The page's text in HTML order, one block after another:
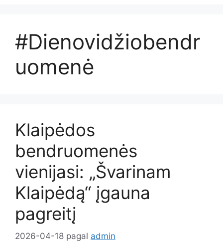
#Dienovidžiobendr
uomenė
Klaipėdos
bendruomenės
vienijasi: „Švarinam
Klaipėdą“ įgauna
pagreitį
2026-04-18 pagal admin